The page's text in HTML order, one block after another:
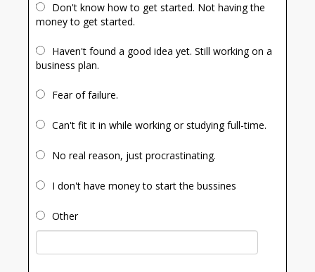
Don't know how to get started. Not having the
money to get started.
Haven't found a good idea yet. Still working on a
business plan.
Fear of failure.
Can't fit it in while working or studying full-time.
No real reason, just procrastinating.
I don't have money to start the bussines
Other